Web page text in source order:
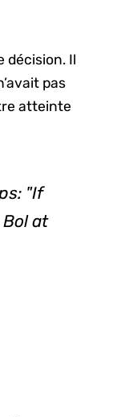
décision. Il
pas
atteinte
"If
at